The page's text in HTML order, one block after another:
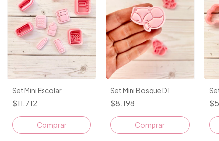
Set Mini Escolar
$11.712
Set Mini Bosque D1
$8.198